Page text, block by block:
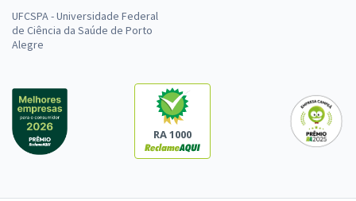
UFCSPA - Universidade Federal
de Ciência da Saúde de Porto
Alegre
RA 1000